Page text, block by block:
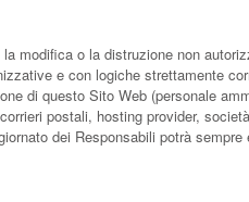
modifica o la distruzione non
e con logiche strettamente
di questo Sito Web (personale
postali, hosting provider,
dei Responsabili potrà